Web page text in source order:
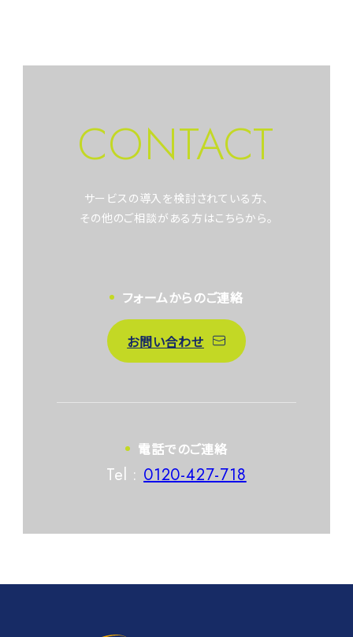
CONTACT
サービスの導入を検討されている方、
その他のご相談がある方はこちらから。
フォームからのご連絡
お問い合わせ
電話でのご連絡
Tel :0120-427-718